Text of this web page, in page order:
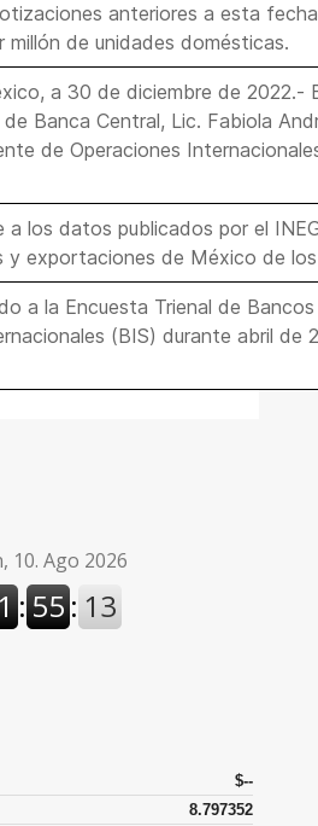
anteriores a esta
millón de unidades domésticas.
a 30 de diciembre de 2022.-
de Banca Central, Lic. Fabiola
de Operaciones
los datos publicados por el
y exportaciones de México de
la Encuesta Trienal de Bancos
(BIS) durante abril de